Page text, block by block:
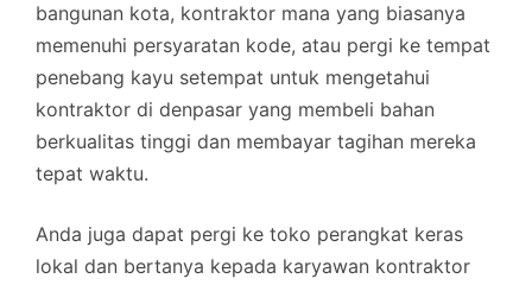
bangunan kota, kontraktor mana yang biasanya
memenuhi persyaratan kode, atau pergi ke tempat
penebang kayu setempat untuk mengetahui
kontraktor di denpasar yang membeli bahan
berkualitas tinggi dan membayar tagihan mereka
tepat waktu.
Anda juga dapat pergi ke toko perangkat keras
lokal dan bertanya kepada karyawan kontraktor